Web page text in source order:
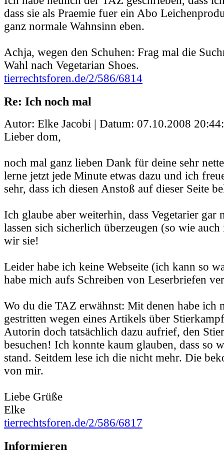
dass sie als Praemie fuer ein Abo
ganz normale Wahnsinn eben.
Achja, wegen den Schuhen: Frag mal die
Wahl nach Vegetarian Shoes.
tierrechtsforen.de/2/586/6814
Re: Ich noch mal
Autor: Elke Jacobi | Datum: 07.10.2008
Lieber dom,
noch mal ganz lieben Dank für deine sehr
lerne jetzt jede Minute etwas dazu und ich
sehr, dass ich diesen Anstoß auf dieser Seite
Ich glaube aber weiterhin, dass Vegetarier gar
lassen sich sicherlich überzeugen (so wie
wir sie!
Leider habe ich keine Webseite (ich kann so
habe mich aufs Schreiben von Leserbriefen
Wo du die TAZ erwähnst: Mit denen habe ich
gestritten wegen eines Artikels über
Autorin doch tatsächlich dazu aufrief, den
besuchen! Ich konnte kaum glauben, dass so
stand. Seitdem lese ich die nicht mehr. Die
von mir.
Liebe Grüße
Elke
tierrechtsforen.de/2/586/6817
Informieren